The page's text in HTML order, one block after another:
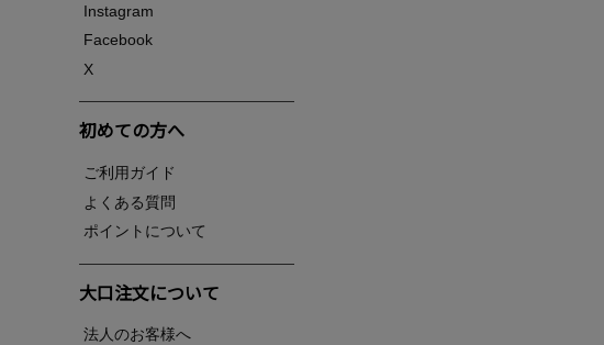
Instagram
Facebook
X
初めての方へ
ご利用ガイド
よくある質問
ポイントについて
大口注文について
法人のお客様へ